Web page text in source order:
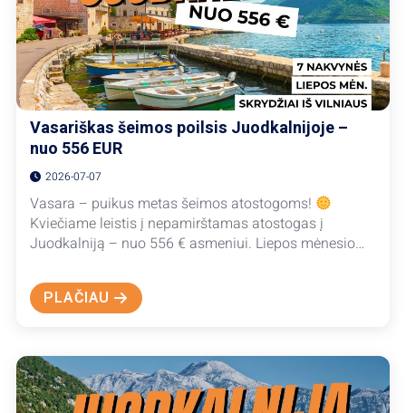
Vasariškas šeimos poilsis Juodkalnijoje –
nuo 556 EUR
2026-07-07
Vasara – puikus metas šeimos atostogoms!
Kviečiame leistis į nepamirštamas atostogas į
Juodkalniją – nuo 556 € asmeniui. Liepos mėnesio…
PLAČIAUABOUT
VASARIŠKAS
JUODKALNIJOJE
NUO
556
EUR